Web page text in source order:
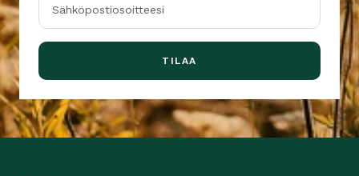
Sähköpostiosoitteesi
TILAA